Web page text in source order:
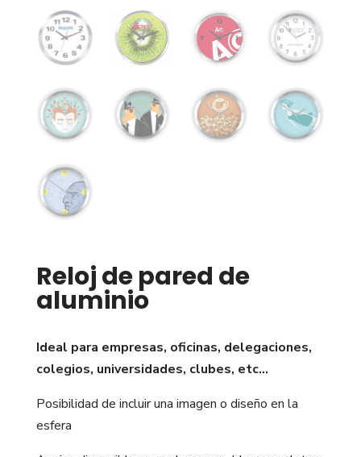
Reloj de pared de
aluminio
Ideal para empresas, oficinas, delegaciones,
colegios, universidades, clubes, etc…
Posibilidad de incluir una imagen o diseño en la
esfera